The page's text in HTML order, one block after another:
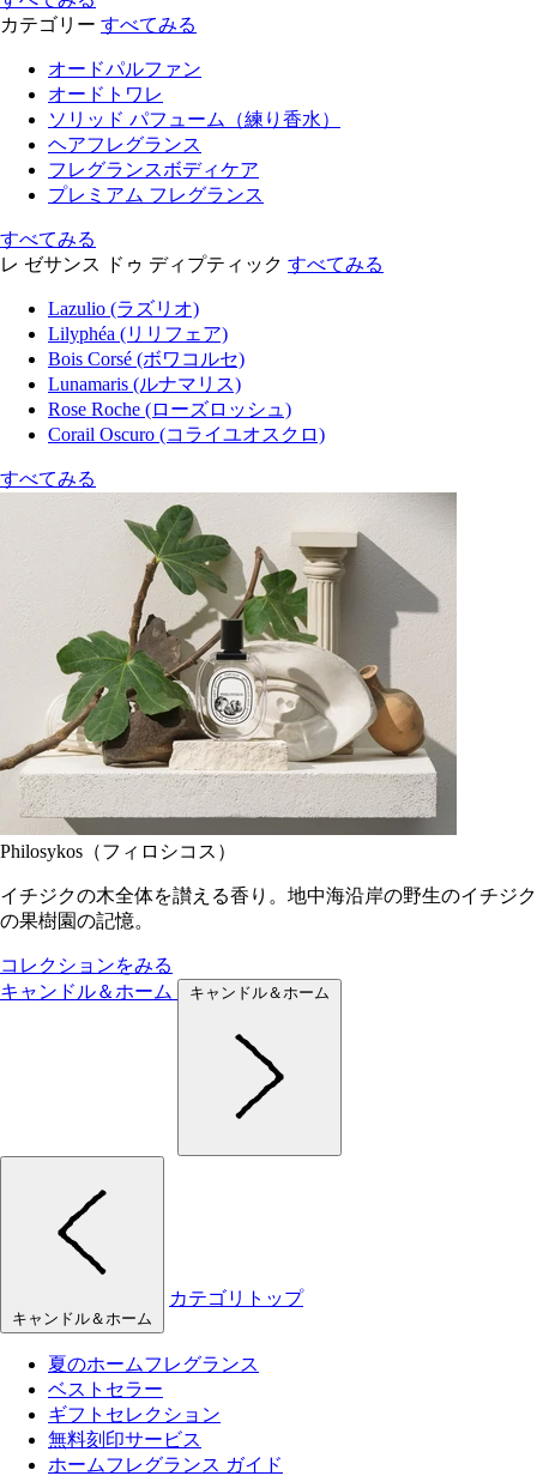
カテゴリー すべてみる
オードパルファン
オードトワレ
ソリッド パフューム（練り香水）
ヘアフレグランス
フレグランスボディケア
プレミアム フレグランス
すべてみる
レ ゼサンス ドゥ ディプティック すべてみる
Lazulio (ラズリオ)
Lilyphéa (リリフェア)
Bois Corsé (ボワコルセ)
Lunamaris (ルナマリス)
Rose Roche (ローズロッシュ)
Corail Oscuro (コライユオスクロ)
すべてみる
Philosykos（フィロシコス）
イチジクの木全体を讃える香り。地中海沿岸の野生のイチジク
の果樹園の記憶。
コレクションをみる
キャンドル＆ホーム
キャンドル＆ホーム
キャンドル＆ホーム
カテゴリトップ
夏のホームフレグランス
ベストセラー
ギフトセレクション
無料刻印サービス
ホームフレグランス ガイド